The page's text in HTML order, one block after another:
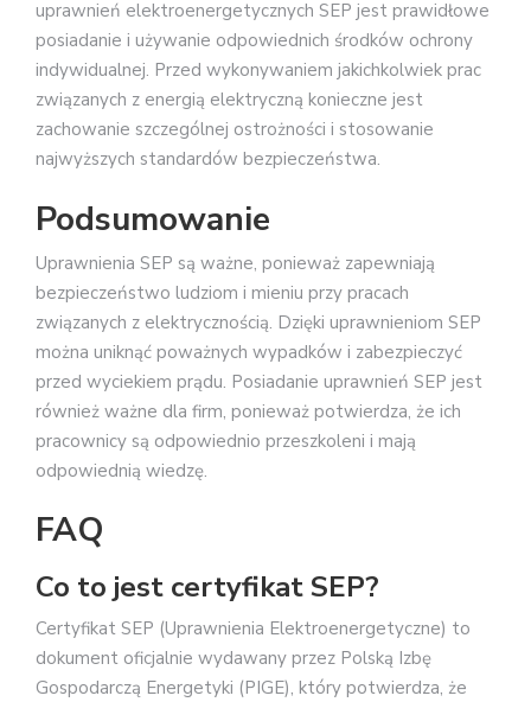
uprawnień elektroenergetycznych SEP jest prawidłowe
posiadanie i używanie odpowiednich środków ochrony
indywidualnej. Przed wykonywaniem jakichkolwiek prac
związanych z energią elektryczną konieczne jest
zachowanie szczególnej ostrożności i stosowanie
najwyższych standardów bezpieczeństwa.
Podsumowanie
Uprawnienia SEP są ważne, ponieważ zapewniają
bezpieczeństwo ludziom i mieniu przy pracach
związanych z elektrycznością. Dzięki uprawnieniom SEP
można uniknąć poważnych wypadków i zabezpieczyć
przed wyciekiem prądu. Posiadanie uprawnień SEP jest
również ważne dla firm, ponieważ potwierdza, że ich
pracownicy są odpowiednio przeszkoleni i mają
odpowiednią wiedzę.
FAQ
Co to jest certyfikat SEP?
Certyfikat SEP (Uprawnienia Elektroenergetyczne) to
dokument oficjalnie wydawany przez Polską Izbę
Gospodarczą Energetyki (PIGE), który potwierdza, że